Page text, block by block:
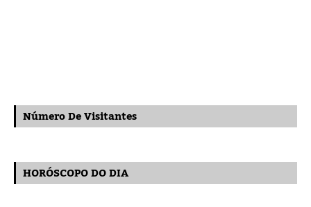
Número De Visitantes
HORÓSCOPO DO DIA